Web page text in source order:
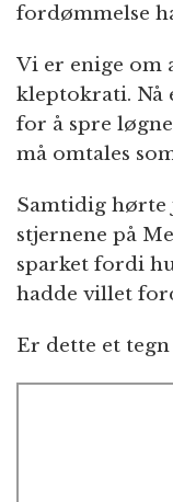
fordømmelse
Vi er enige om
kleptokrati. Nå
for å spre
må omtales
Samtidig hørte
stjernene på
sparket fordi
hadde villet
Er dette et